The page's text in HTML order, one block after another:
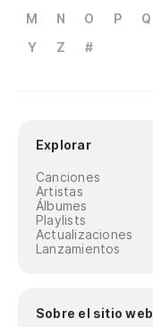
M
N O P Q
Y
Z #
Explorar
Canciones
Artistas
Álbumes
Playlists
Actualizaciones
Lanzamientos
Sobre el sitio web